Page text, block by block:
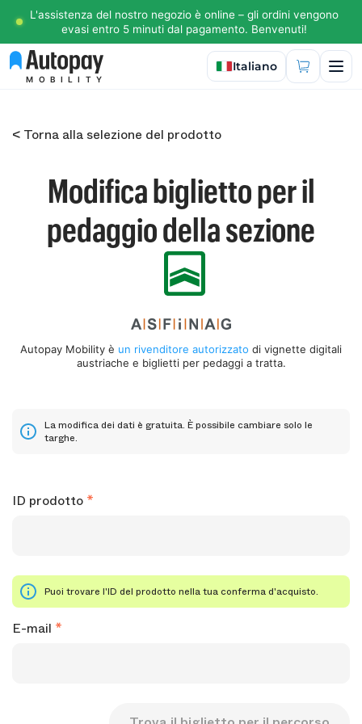
L'assistenza del nostro negozio è online – gli ordini vengono
evasi entro 5 minuti dal pagamento. Benvenuti!
MOBILITY
Seleziona lingua
Italiano
< Torna alla selezione del prodotto
Modifica biglietto per il
pedaggio della sezione
Autopay Mobility è un rivenditore autorizzato di vignette digitali
austriache e biglietti per pedaggi a tratta.
La modifica dei dati è gratuita. È possibile cambiare solo le
targhe.
ID prodotto
Puoi trovare l'ID del prodotto nella tua conferma d'acquisto.
E-mail